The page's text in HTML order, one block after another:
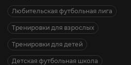
Любительская футбольная лига
Тренировки для взрослых
Тренировки для детей
Детская футбольная школа